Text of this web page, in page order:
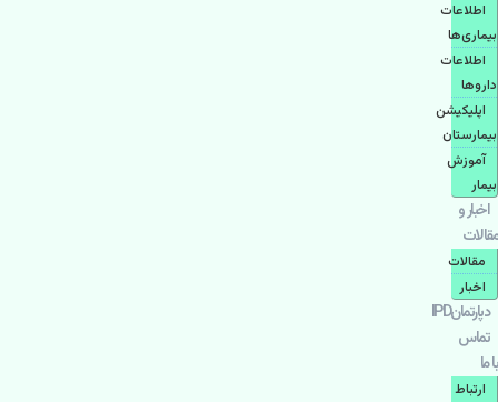
اطلاعات
بیماری‌ها
اطلاعات
دارو‌ها
اپليكيشن
بيمارستان
آموزش
بیمار
اخبار و
مقالات
مقالات
اخبار
دپارتمانIPD
تماس
با ما
ارتباط